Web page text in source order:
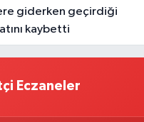
kaybetti
Eczaneler